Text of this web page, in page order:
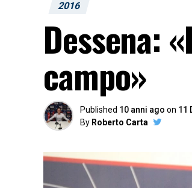
2016
Dessena:
campo»
Published 10 anni ago on 11
By Roberto Carta